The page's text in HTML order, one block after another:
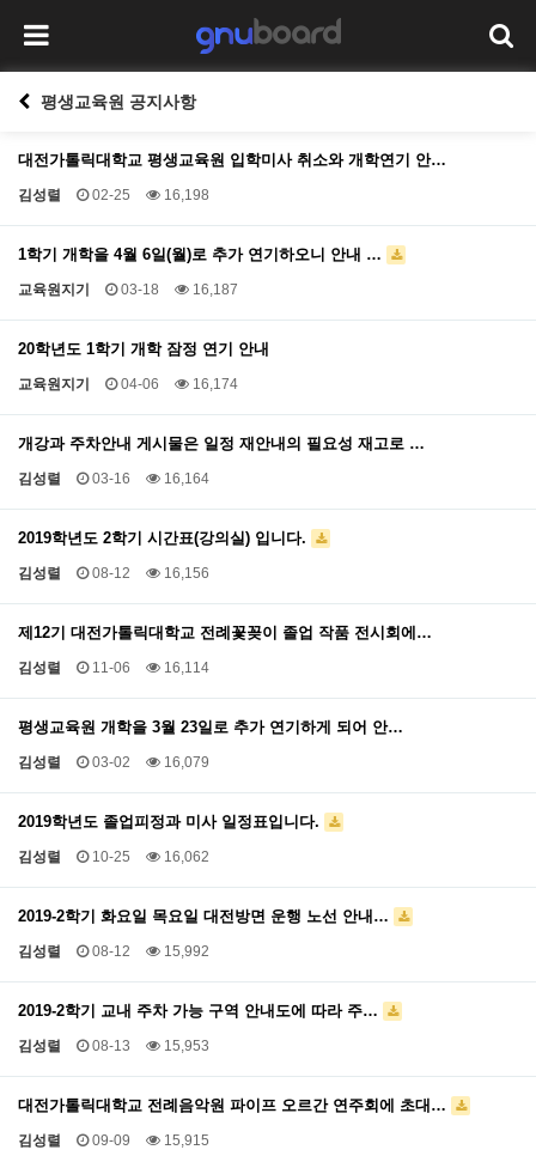
평생교육원 공지사항
대전가톨릭대학교 평생교육원 입학미사 취소와 개학연기 안…
김성렬 02-25 16,198
1학기 개학을 4월 6일(월)로 추가 연기하오니 안내 …
교육원지기 03-18 16,187
20학년도 1학기 개학 잠정 연기 안내
교육원지기 04-06 16,174
개강과 주차안내 게시물은 일정 재안내의 필요성 재고로 …
김성렬 03-16 16,164
2019학년도 2학기 시간표(강의실) 입니다.
김성렬 08-12 16,156
제12기 대전가톨릭대학교 전례꽃꽂이 졸업 작품 전시회에…
김성렬 11-06 16,114
평생교육원 개학을 3월 23일로 추가 연기하게 되어 안…
김성렬 03-02 16,079
2019학년도 졸업피정과 미사 일정표입니다.
김성렬 10-25 16,062
2019-2학기 화요일 목요일 대전방면 운행 노선 안내…
김성렬 08-12 15,992
2019-2학기 교내 주차 가능 구역 안내도에 따라 주…
김성렬 08-13 15,953
대전가톨릭대학교 전례음악원 파이프 오르간 연주회에 초대…
김성렬 09-09 15,915